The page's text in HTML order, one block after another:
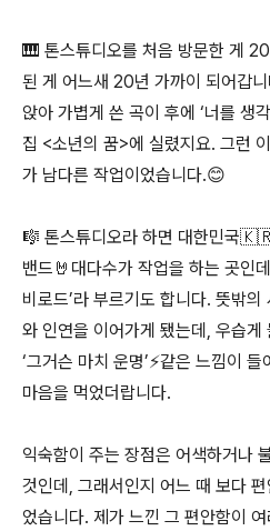
🎹 톤스튜디오를 처음 방문한 게
된 게 어느새 20년 가까이 되어갑
앉아 가볍게 쓴 곡이 후에 ‘너를 생
집 <소년의 꿈>에 실렸지요. 그런
가 남다른 작업이었습니다.😊
🎼 톤스튜디오라 하면 대한민국
밴드🤘대다수가 작업을 하는 곳인
비로드’라 부르기도 합니다. 뜻밖
와 인연을 이어가게 됐는데, 우습게
‘그거슨 마치 운명’⚡️같은 느낌이
마음을 먹었더랍니다.
익숙함이 주는 장점은 어색하거나
것인데, 그래서인지 어느 때 보다
었습니다. 제가 느낀 그 편안함이